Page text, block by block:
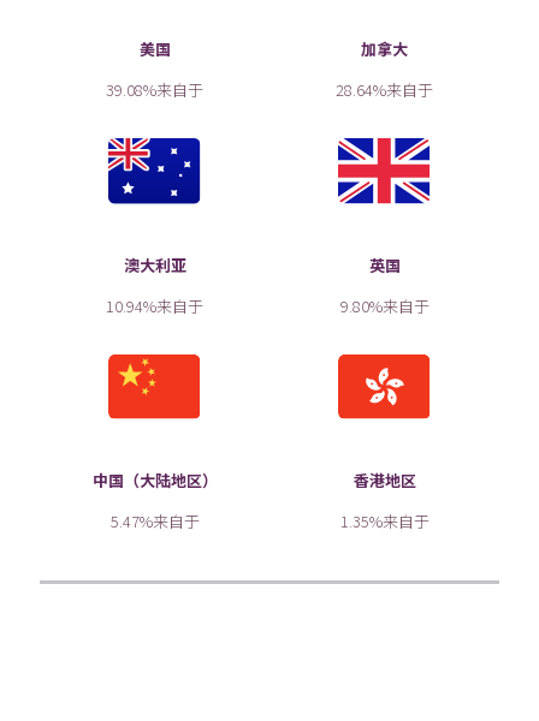
美国
39.08%来自于
加拿大
28.64%来自于
澳大利亚
10.94%来自于
英国
9.80%来自于
中国（大陆地区）
5.47%来自于
香港地区
1.35%来自于